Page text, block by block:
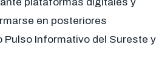
en posteriores
Informativo del Sureste y